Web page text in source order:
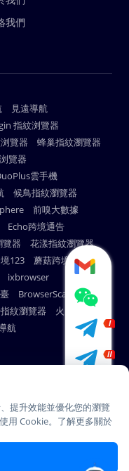
我們
見遠導航
指紋浏覽器
覽器
蜂巢指紋瀏覽器
覽器
雲手機
候鳥指紋瀏覽器
前嗅大數據
Echo跨境通告
器
花漾指紋瀏覽器
123
蘑菇跨境
ixbrowser
BrowserScan
紋瀏覽器
火雲瀏覽器
航
提升效能並優化您的瀏覽
用 Cookie。了解更多關於